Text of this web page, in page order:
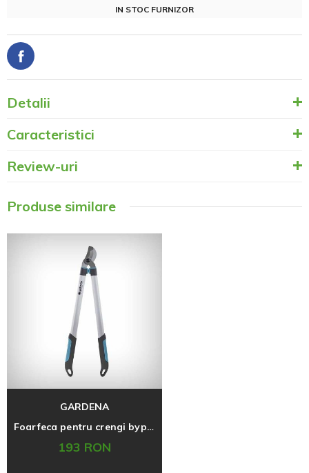
IN STOC FURNIZOR
Detalii
Caracteristici
Review-uri
Produse similare
GARDENA
Foarfeca pentru crengi bypass EasyCut 680B
193 RON